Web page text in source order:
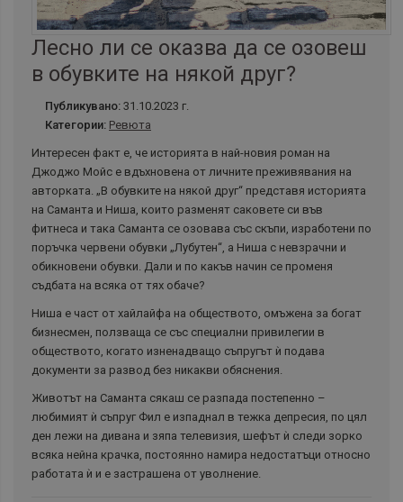
Лесно ли се оказва да се озовеш
в обувките на някой друг?
Публикувано: 31.10.2023 г.
Категории: Ревюта
Интересен факт е, че историята в най-новия роман на
Джоджо Мойс е вдъхновена от личните преживявания на
авторката. „В обувките на някой друг“ представя историята
на Саманта и Ниша, които разменят саковете си във
фитнеса и така Саманта се озовава със скъпи, изработени по
поръчка червени обувки „Лубутен“, а Ниша с невзрачни и
обикновени обувки. Дали и по какъв начин се променя
съдбата на всяка от тях обаче?
Ниша е част от хайлайфа на обществото, омъжена за богат
бизнесмен, ползваща се със специални привилегии в
обществото, когато изненадващо съпругът ѝ подава
документи за развод без никакви обяснения.
Животът на Саманта сякаш се разпада постепенно –
любимият ѝ съпруг Фил е изпаднал в тежка депресия, по цял
ден лежи на дивана и зяпа телевизия, шефът ѝ следи зорко
всяка нейна крачка, постоянно намира недостатъци относно
работата ѝ и е застрашена от уволнение.